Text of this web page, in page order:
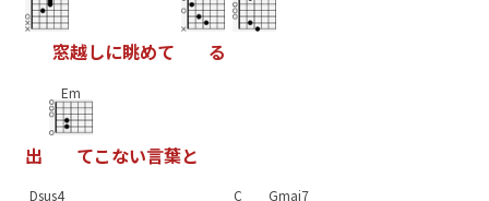
窓越しに眺めて る
出
Em
てこない言葉と
Dsus4 C Gmaj7